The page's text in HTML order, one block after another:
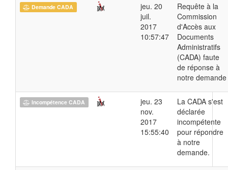
Demande CADA
jeu. 20
juil.
2017
10:57:47
Requête à la
Commission
d'Accès aux
Documents
Administratifs
(CADA) faute
de réponse à
notre demande
Incompétence CADA
jeu. 23
nov.
2017
15:55:40
La CADA s'est
déclarée
incompétente
pour répondre
à notre
demande.